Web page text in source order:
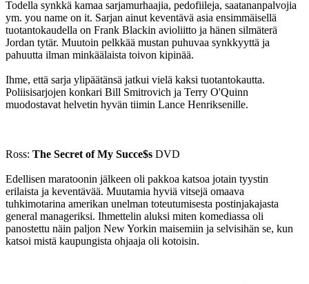
Todella synkkä kamaa sarjamurhaajia, pedofiileja, saatananpalvojia
ym. you name on it. Sarjan ainut keventävä asia ensimmäisellä
tuotantokaudella on Frank Blackin avioliitto ja hänen silmäterä
Jordan tytär. Muutoin pelkkää mustan puhuvaa synkkyyttä ja
pahuutta ilman minkäälaista toivon kipinää.
Ihme, että sarja ylipäätänsä jatkui vielä kaksi tuotantokautta.
Poliisisarjojen konkari Bill Smitrovich ja Terry O'Quinn
muodostavat helvetin hyvän tiimin Lance Henriksenille.
Ross: The Secret of My Succe$s DVD
Edellisen maratoonin jälkeen oli pakkoa katsoa jotain tyystin
erilaista ja keventävää. Muutamia hyviä vitsejä omaava
tuhkimotarina amerikan unelman toteutumisesta postinjakajasta
general manageriksi. Ihmettelin aluksi miten komediassa oli
panostettu näin paljon New Yorkin maisemiin ja selvisihän se, kun
katsoi mistä kaupungista ohjaaja oli kotoisin.